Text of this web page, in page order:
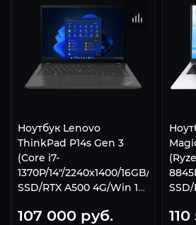
Ноутбук Lenovo
ThinkPad P14s Gen 3
(Core i7-
1370P/14"/2240х1400/16GB/512GB
SSD/RTX A500 4G/Win 11
107 000 руб.